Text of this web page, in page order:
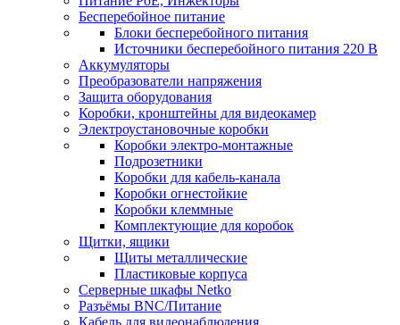
Бесперебойное питание
Блоки бесперебойного питания
Источники бесперебойного питания 220 В
Аккумуляторы
Преобразователи напряжения
Защита оборудования
Коробки, кронштейны для видеокамер
Электроустановочные коробки
Коробки электро-монтажные
Подрозетники
Коробки для кабель-канала
Коробки огнестойкие
Коробки клеммные
Комплектующие для коробок
Щитки, ящики
Щиты металлические
Пластиковые корпуса
Серверные шкафы Netko
Разъёмы BNC/Питание